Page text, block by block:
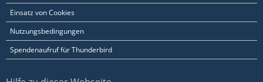
Einsatz von Cookies
Nutzungsbedingungen
Spendenaufruf für Thunderbird